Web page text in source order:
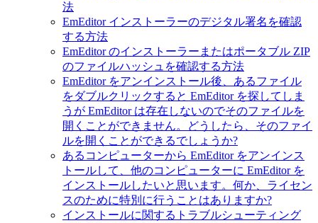
法
EmEditor インストーラーのデジタル署名を確認
する方法
EmEditor のインストーラーまたはポータブル ZIP
のファイルハッシュを確認する方法
EmEditor をアンインストール後、あるファイル
をダブルクリックすると EmEditor を探してしま
うが EmEditor は存在しないのでそのファイルを
開くことができません。どうしたら、そのファイ
ルを開くことができるでしょうか?
あるコンピューターから EmEditor をアンインス
トールして、他のコンピューターに EmEditor を
インストールしたいと思います。何か、ライセン
スのために特別に行うことはありますか?
インストールに関するトラブルシューティング